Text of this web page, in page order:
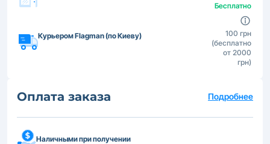
Бесплатно
Курьером Flagman (по Киеву)
100 грн
(бесплатно
от 2000
грн)
Оплата заказа Подробнее
Наличными при получении